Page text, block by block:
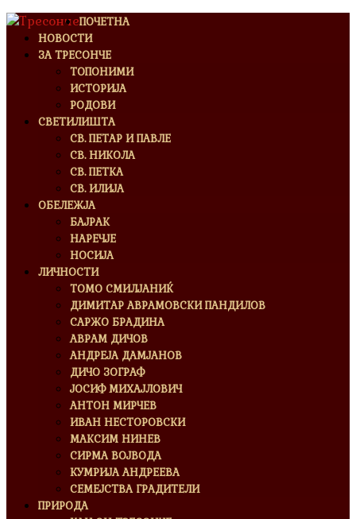
ПОЧЕТНА
НОВОСТИ
ЗА ТРЕСОНЧЕ
ТОПОНИМИ
ИСТОРИЈА
РОДОВИ
СВЕТИЛИШТА
СВ. ПЕТАР И ПАВЛЕ
СВ. НИКОЛА
СВ. ПЕТКА
СВ. ИЛИЈА
ОБЕЛЕЖЈА
БАЈРАК
НАРЕЧЈЕ
НОСИЈА
ЛИЧНОСТИ
ТОМО СМИЛЈАНИЌ
ДИМИТАР АВРАМОВСКИ ПАНДИЛОВ
САРЖО БРАДИНА
АВРАМ ДИЧОВ
АНДРЕЈА ДАМЈАНОВ
ДИЧО ЗОГРАФ
ЈОСИФ МИХАЈЛОВИЧ
АНТОН МИРЧЕВ
ИВАН НЕСТОРОВСКИ
МАКСИМ НИНЕВ
СИРМА ВОЈВОДА
КУМРИЈА АНДРЕЕВА
СЕМЕЈСТВА ГРАДИТЕЛИ
ПРИРОДА